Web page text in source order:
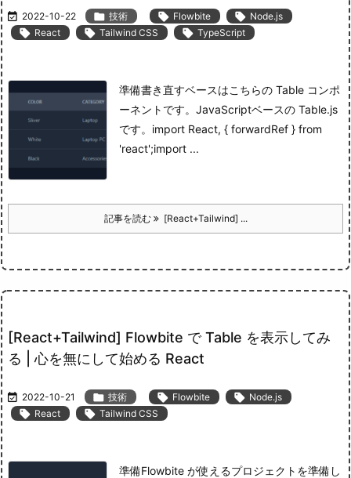
 2022-10-22  技術  Flowbite  Node.js
 React  Tailwind CSS  TypeScript
準備書き直すベースはこちらの Table コンポ
ーネントです。JavaScriptベースの Table.js
です。 import React, { forwardRef } from
'react';import ...
記事を読む [React+Tailwind] ...
[React+Tailwind] Flowbite で Table を表示してみ
る | 心を無にして始める React
 2022-10-21  技術  Flowbite  Node.js
 React  Tailwind CSS
準備Flowbite が使えるプロジェクトを準備し